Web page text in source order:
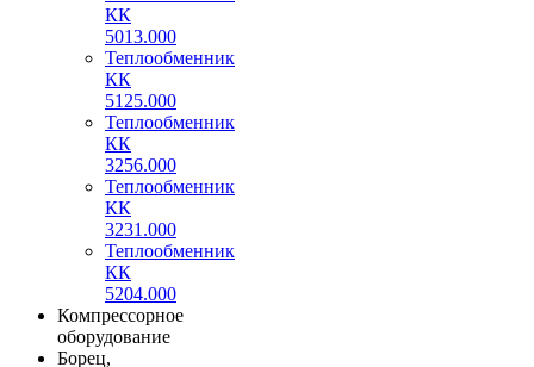
КК
5013.000
Теплообменник
КК
5125.000
Теплообменник
КК
3256.000
Теплообменник
КК
3231.000
Теплообменник
КК
5204.000
Компрессорное
оборудование
Борец,